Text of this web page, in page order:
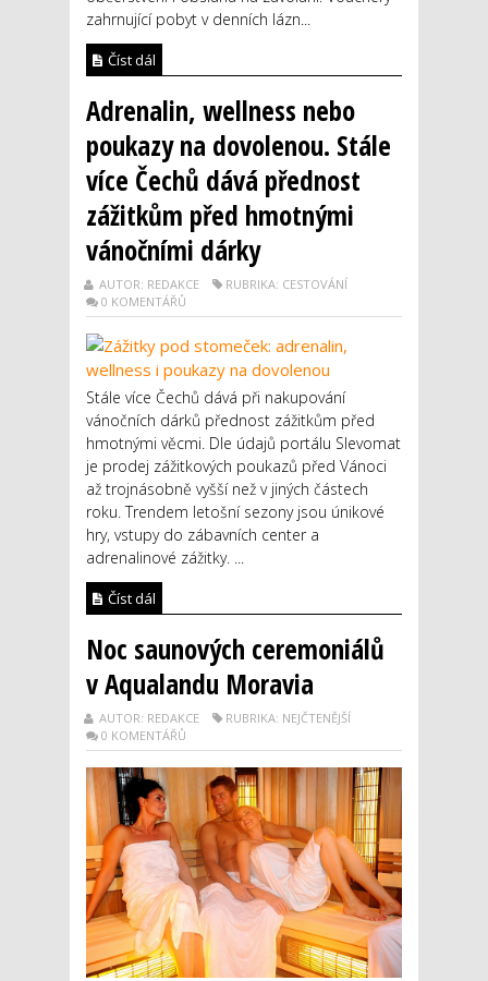
zahrnující pobyt v denních lázn...
Číst dál
Adrenalin, wellness nebo
poukazy na dovolenou. Stále
více Čechů dává přednost
zážitkům před hmotnými
vánočními dárky
AUTOR: REDAKCE
RUBRIKA: CESTOVÁNÍ
0 KOMENTÁŘŮ
Stále více Čechů dává při nakupování
vánočních dárků přednost zážitkům před
hmotnými věcmi. Dle údajů portálu Slevomat
je prodej zážitkových poukazů před Vánoci
až trojnásobně vyšší než v jiných částech
roku. Trendem letošní sezony jsou únikové
hry, vstupy do zábavních center a
adrenalinové zážitky. ...
Číst dál
Noc saunových ceremoniálů
v Aqualandu Moravia
AUTOR: REDAKCE
RUBRIKA: NEJČTENĚJŠÍ
0 KOMENTÁŘŮ